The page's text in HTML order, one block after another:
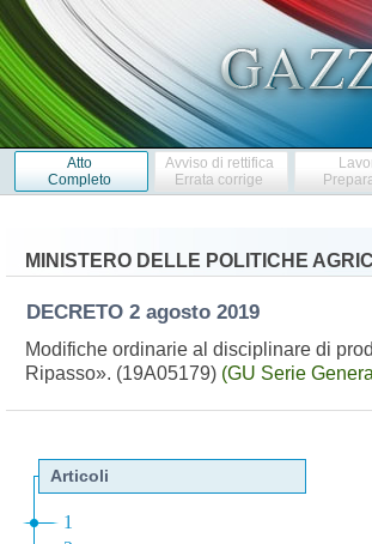
Atto
Completo
Avviso di rettifica
Errata corrige
MINISTERO DELLE POLITICHE
DECRETO 2 agosto 2019
Modifiche ordinarie al disciplinare di
Ripasso». (19A05179) (GU Serie